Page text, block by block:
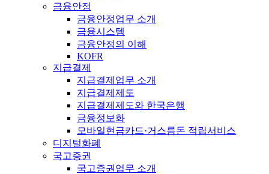
금융안정
금융안정업무 소개
금융시스템
금융안정의 이해
KOFR
지급결제
지급결제업무 소개
지급결제제도
지급결제제도와 한국은행
금융정보화
모바일현금카드·거스름돈 적립서비스
디지털화폐
국고증권
국고증권업무 소개